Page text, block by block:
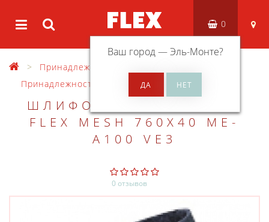
Ваш город —Эль-Монте?
0
Принадлежности
Принадлежности для УШМ
ШЛИФОВАЛЬНАЯ ЛЕНТА
FLEX MESH 760X40 ME-
A100 VE3
0 отзывов